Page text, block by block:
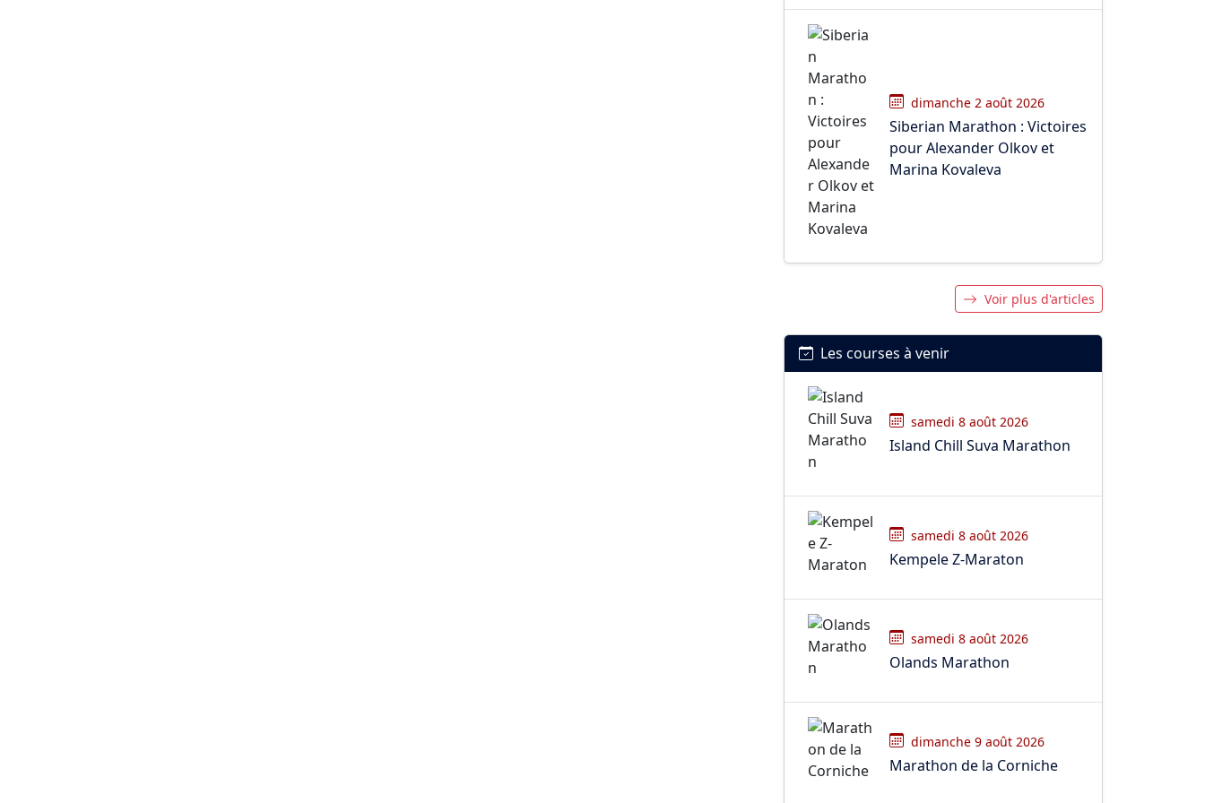
dimanche 2 août 2026
Siberian Marathon : Victoires
pour Alexander Olkov et
Marina Kovaleva
Voir plus d'articles
Les courses à venir
samedi 8 août 2026
Island Chill Suva Marathon
samedi 8 août 2026
Kempele Z-Maraton
samedi 8 août 2026
Olands Marathon
dimanche 9 août 2026
Marathon de la Corniche